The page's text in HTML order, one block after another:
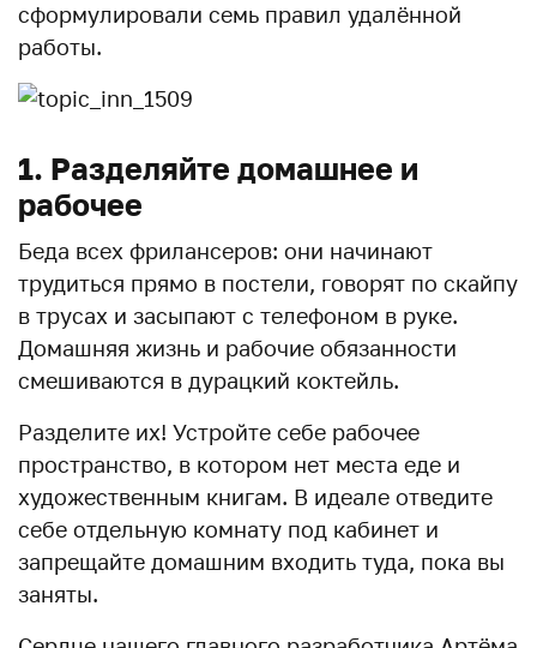
сформулировали семь правил удалённой
работы.
1. Разделяйте домашнее и
рабочее
Беда всех фрилансеров: они начинают
трудиться прямо в постели, говорят по скайпу
в трусах и засыпают с телефоном в руке.
Домашняя жизнь и рабочие обязанности
смешиваются в дурацкий коктейль.
Разделите их! Устройте себе рабочее
пространство, в котором нет места еде и
художественным книгам. В идеале отведите
себе отдельную комнату под кабинет и
запрещайте домашним входить туда, пока вы
заняты.